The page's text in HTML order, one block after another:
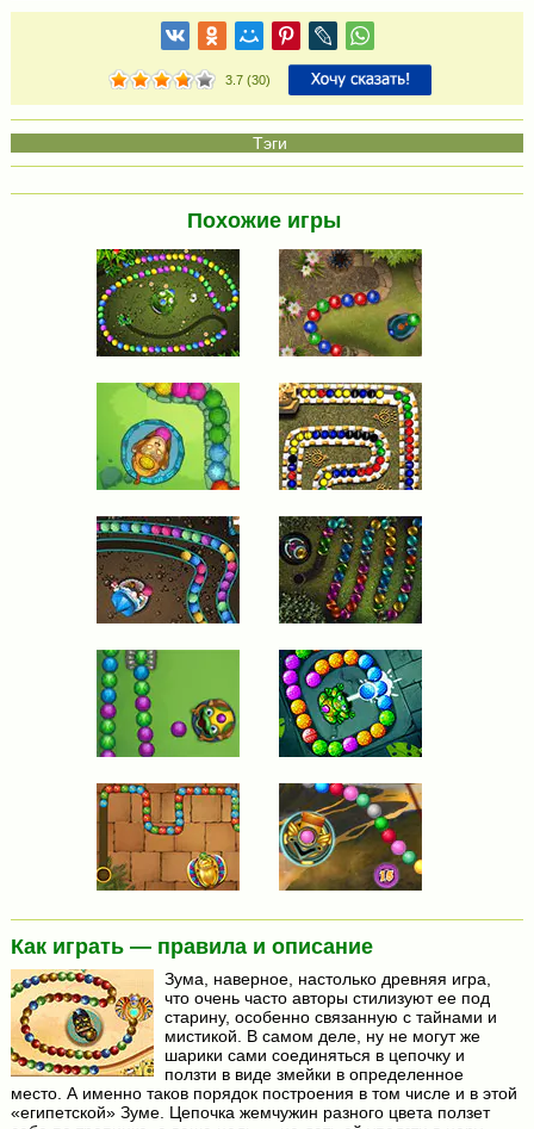
3.7(30)
Похожие игры
Как играть — правила и описание
Зума, наверное, настолько древняя игра,
что очень часто авторы стилизуют ее под
старину, особенно связанную с тайнами и
мистикой. В самом деле, ну не могут же
шарики сами соединяться в цепочку и
ползти в виде змейки в определенное
место. А именно таков порядок построения в том числе и в этой
«египетской» Зуме. Цепочка жемчужин разного цвета ползет